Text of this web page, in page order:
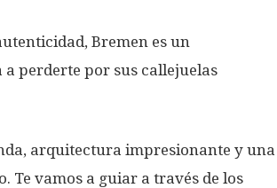
Bremen es un
perderte por sus callejuelas
arquitectura impresionante y una
Te vamos a guiar a través de los